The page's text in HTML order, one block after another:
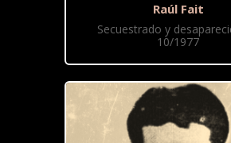
Raúl Fait
Secuestrado y
10/1977